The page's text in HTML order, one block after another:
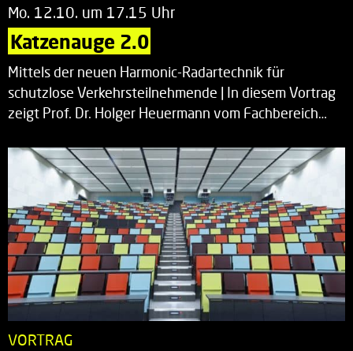
Mo. 12.10. um 17.15 Uhr
Katzenauge 2.0
Mittels der neuen Harmonic-Radartechnik für
schutzlose Verkehrsteilnehmende | In diesem Vortrag
zeigt Prof. Dr. Holger Heuermann vom Fachbereich…
VORTRAG